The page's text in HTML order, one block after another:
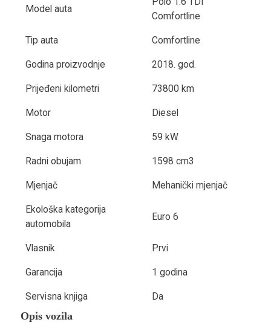
Model auta
Comfortline
Tip auta Comfortline
Godina proizvodnje 2018. god.
Prijeđeni kilometri 73800 km
Motor Diesel
Snaga motora 59 kW
Radni obujam 1598 cm3
Mjenjač Mehanički mjenjač
Ekološka kategorija
automobila
Euro 6
Vlasnik Prvi
Garancija 1 godina
Servisna knjiga Da
Opis vozila